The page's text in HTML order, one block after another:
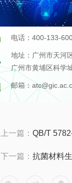
电话：400-133-
地址：广州市天河
广州市黄埔区科学
邮箱：
上一篇： QB/T
检测：检测项目及
下一篇： 抗菌材料